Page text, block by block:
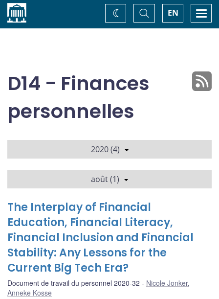
Accueil EN
Basculer
la
recherche
Changez
de
D14 - Finances
personnelles
2020 (4)
août (1)
The Interplay of Financial
Education, Financial Literacy,
Financial Inclusion and Financial
Stability: Any Lessons for the
Current Big Tech Era?
Document de travail du personnel 2020-32 Nicole Jonker,
Anneke Kosse